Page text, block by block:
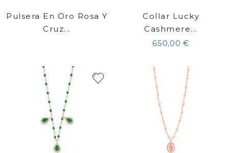
Pulsera En Oro Rosa Y
Cruz...
Collar Lucky
Cashmere...
650,00 €